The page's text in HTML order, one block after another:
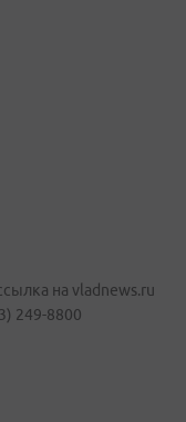
на vladnews.ru
249-8800